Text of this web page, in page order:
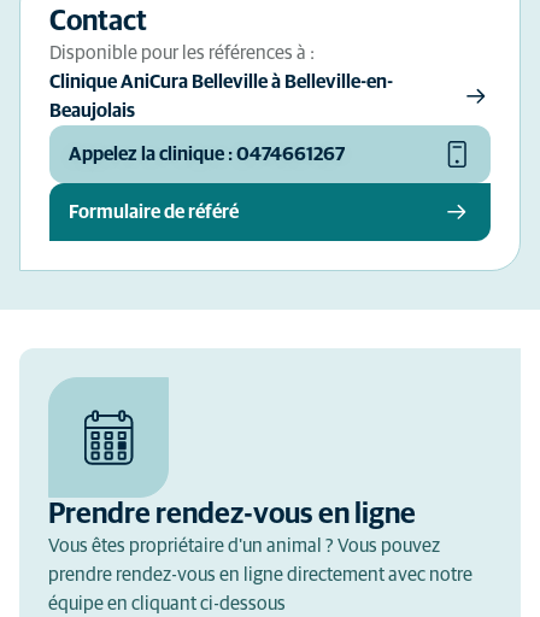
Contact
Disponible pour les références à :
Clinique AniCura Belleville à Belleville-en-
Beaujolais
Appelez la clinique : 0474661267
Formulaire de référé
Prendre rendez-vous en ligne
Vous êtes propriétaire d'un animal ? Vous pouvez
prendre rendez-vous en ligne directement avec notre
équipe en cliquant ci-dessous